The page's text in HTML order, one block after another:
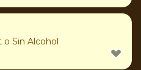
o Sin Alcohol